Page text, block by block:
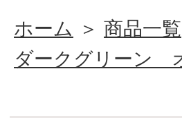
ホーム ＞ 商品一覧
ダークグリーン